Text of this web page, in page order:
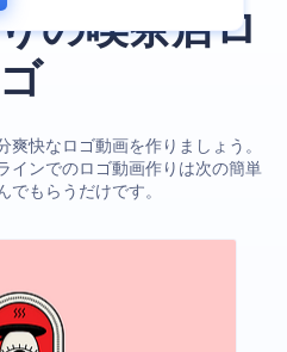
の喫茶店ロ
ゴ
快なロゴ動画を作りましょう。
インでのロゴ動画作りは次の簡単
でもらうだけです。